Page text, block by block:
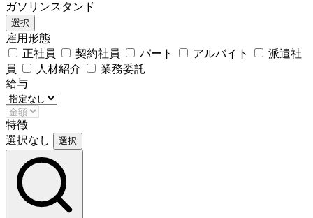
ガソリンスタンド
選択
雇用形態
正社員
契約社員 パート アルバイト
派遣社
員
人材紹介
業務委託
給与
特徴
選択なし
選択